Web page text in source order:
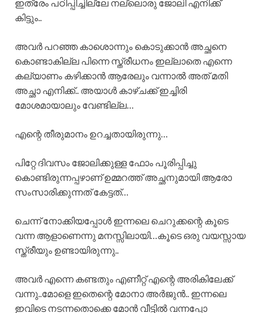
ഇത്രേം പഠിപ്പിച്ചില്ലേ നല്ലൊരു ജോലി എനിക്ക്
കിട്ടും..
അവർ പറഞ്ഞ കാശൊന്നും കൊടുക്കാൻ അച്ഛനെ
കൊണ്ടാകില്ല പിന്നെ സ്ത്രീധനം ഇല്ലാതെ എന്നെ
കല്യാണം കഴിക്കാൻ ആരേലും വന്നാൽ അത് മതി
അച്ഛാ എനിക്ക്.. അയാൾ കാഴ്ചക്ക് ഇച്ചിരി
മോശമായാലും വേണ്ടില്ല…
എന്റെ തീരുമാനം ഉറച്ചതായിരുന്നു…
പിറ്റേ ദിവസം ജോലിക്കുള്ള ഫോം പൂരിപ്പിച്ചു
കൊണ്ടിരുന്നപ്പഴാണ് ഉമ്മറത്ത് അച്ഛനുമായി ആരോ
സംസാരിക്കുന്നത് കേട്ടത്…
ചെന്ന് നോക്കിയപ്പോൾ ഇന്നലെ ചെറുക്കന്റെ കൂടെ
വന്ന ആളാണെന്നു മനസ്സിലായി…കൂടെ ഒരു വയസ്സായ
സ്ത്രീയും ഉണ്ടായിരുന്നു..
അവർ എന്നെ കണ്ടതും എണീറ്റ് എന്റെ അരികിലേക്ക്
വന്നു..മോളെ ഇതെന്റെ മോനാ അർജുൻ.. ഇന്നലെ
ഇവിടെ നടന്നതൊക്കെ മോൻ വീട്ടിൽ വന്നപ്പോ